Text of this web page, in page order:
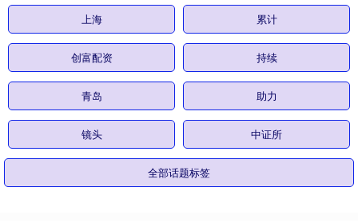
上海 累计
创富配资 持续
青岛 助力
镜头 中证所
全部话题标签